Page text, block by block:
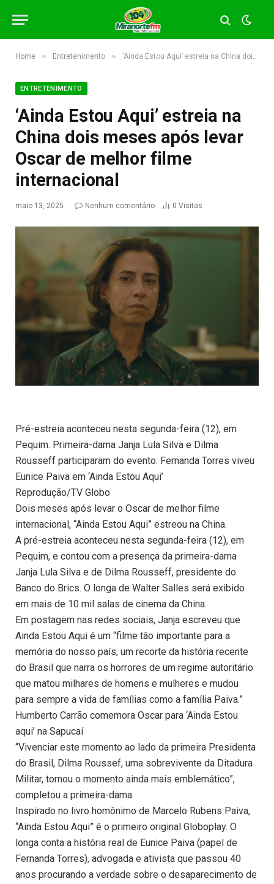
Home » Entretenimento » ‘Ainda Estou Aqui’ estreia na China dois meses após levar Oscar de melhor filme internacional
ENTRETENIMENTO
‘Ainda Estou Aqui’ estreia na
China dois meses após levar
Oscar de melhor filme
internacional
maio 13, 2025 Nenhum comentário 0 Visitas
Pré-estreia aconteceu nesta segunda-feira (12), em
Pequim. Primeira-dama Janja Lula Silva e Dilma
Rousseff participaram do evento. Fernanda Torres viveu
Eunice Paiva em ‘Ainda Estou Aqui’
Reprodução/TV Globo
Dois meses após levar o Oscar de melhor filme
internacional, “Ainda Estou Aqui” estreou na China.
A pré-estreia aconteceu nesta segunda-feira (12), em
Pequim, e contou com a presença da primeira-dama
Janja Lula Silva e de Dilma Rousseff, presidente do
Banco do Brics. O longa de Walter Salles será exibido
em mais de 10 mil salas de cinema da China.
Em postagem nas redes sociais, Janja escreveu que
Ainda Estou Aqui é um “filme tão importante para a
memória do nosso país, um recorte da história recente
do Brasil que narra os horrores de um regime autoritário
que matou milhares de homens e mulheres e mudou
para sempre a vida de famílias como a família Paiva.”
Humberto Carrão comemora Oscar para ‘Ainda Estou
aqui’ na Sapucaí
“Vivenciar este momento ao lado da primeira Presidenta
do Brasil, Dilma Roussef, uma sobrevivente da Ditadura
Militar, tornou o momento ainda mais emblemático”,
completou a primeira-dama.
Inspirado no livro homônimo de Marcelo Rubens Paiva,
“Ainda Estou Aqui” é o primeiro original Globoplay. O
longa conta a história real de Eunice Paiva (papel de
Fernanda Torres), advogada e ativista que passou 40
anos procurando a verdade sobre o desaparecimento de